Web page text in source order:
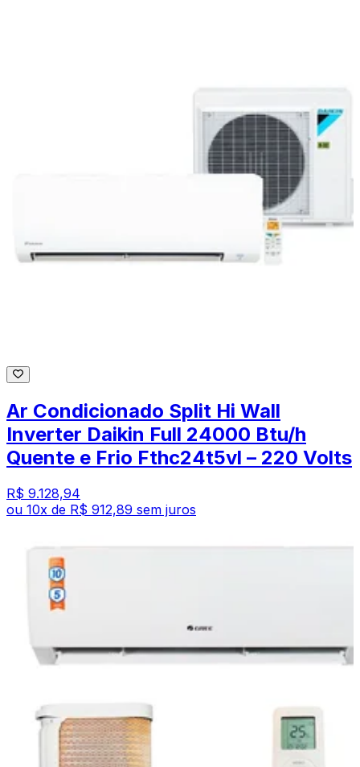
Ar Condicionado Split Hi Wall
Inverter Daikin Full 24000 Btu/h
Quente e Frio Fthc24t5vl – 220 Volts
R$ 9.128,94
ou 10x de R$ 912,89 sem juros